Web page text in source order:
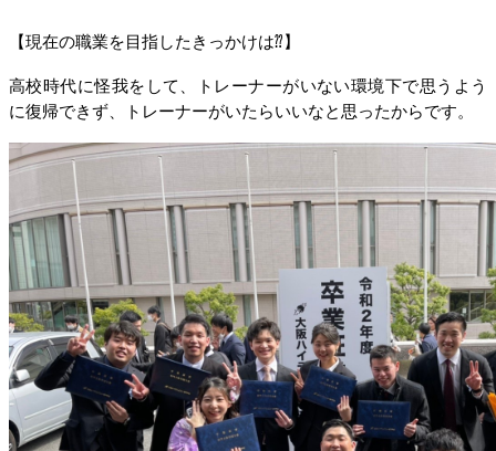
【現在の職業を目指したきっかけは⁇】
高校時代に怪我をして、トレーナーがいない環境下で思うよう
に復帰できず、トレーナーがいたらいいなと思ったからです。